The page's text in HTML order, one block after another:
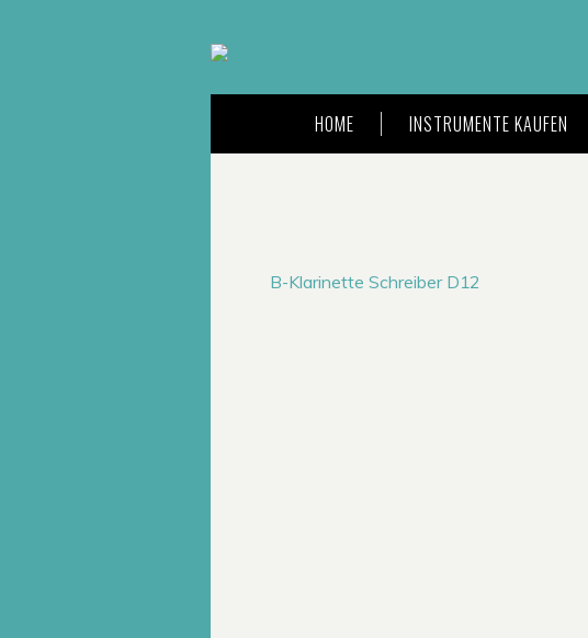
HOME INSTRUMENTE KAUFEN
B-Klarinette Schreiber D12